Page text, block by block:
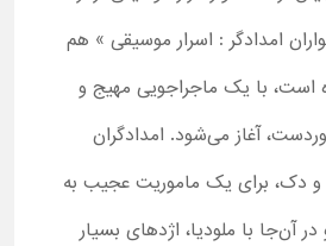
امدادگر : اسرار موسیقی » هم
است، با یک ماجراجویی مهیج و
آغاز می‌شود. امدادگران
و دک، برای یک ماموریت عجیب به
آن‌جا با ملودیا، اژدهای بسیار